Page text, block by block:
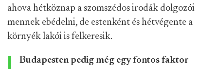
ahova hétköznap a szomszédos irodák dolgozói
mennek ebédelni, de estenként és hétvégente a
környék lakói is felkeresik.
Budapesten pedig még egy fontos faktor